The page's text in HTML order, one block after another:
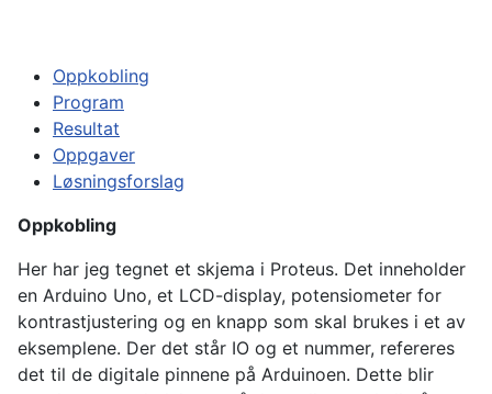
Oppkobling
Program
Resultat
Oppgaver
Løsningsforslag
Oppkobling
Her har jeg tegnet et skjema i Proteus. Det inneholder
en Arduino Uno, et LCD-display, potensiometer for
kontrastjustering og en knapp som skal brukes i et av
eksemplene. Der det står IO og et nummer, refereres
det til de digitale pinnene på Arduinoen. Dette blir